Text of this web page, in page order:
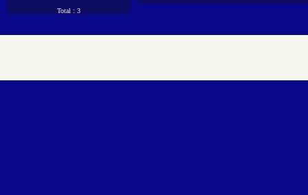
Total : 3